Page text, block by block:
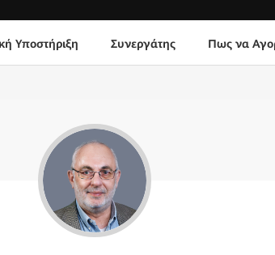
Υποστήριξη Συνεργάτης Πως να